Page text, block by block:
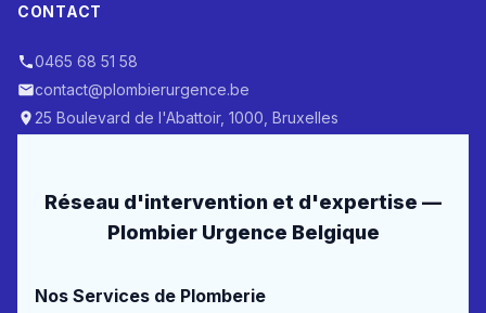
CONTACT
0465 68 51 58
contact@plombierurgence.be
25 Boulevard de l'Abattoir, 1000, Bruxelles
Réseau d'intervention et d'expertise —
Plombier Urgence Belgique
Nos Services de Plomberie